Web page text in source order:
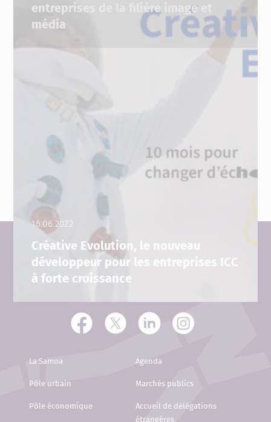
entreprises de la filière image et
média
16.06.2022
Créative Evolution, le nouveau
développeur pour les entreprises ICC
à forte croissance
La Samoa
Pôle urbain
Pôle économique
Agenda
Marchés publics
Accueil de délégations
étrangères